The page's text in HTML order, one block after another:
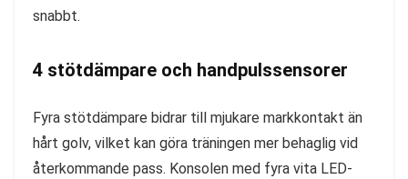
snabbt.
4 stötdämpare och handpulssensorer
Fyra stötdämpare bidrar till mjukare markkontakt än
hårt golv, vilket kan göra träningen mer behaglig vid
återkommande pass. Konsolen med fyra vita LED-